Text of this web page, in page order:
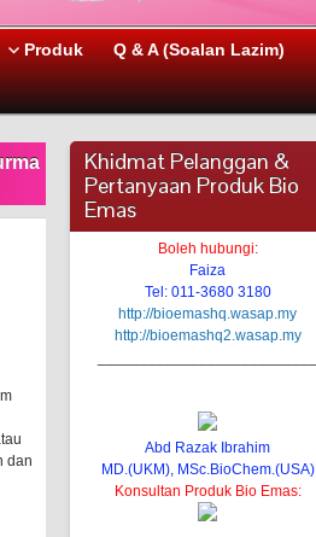
Produk Q & A (Soalan Lazim)
dan
Khidmat Pelanggan &
Pertanyaan Produk Bio
Emas
Boleh hubungi:
Faiza
Tel: 011-3680 3180
http://bioemashq.wasap.my
http://bioemashq2.wasap.my
Abd Razak Ibrahim
MD.(UKM), MSc.BioChem.(USA)
Konsultan Produk Bio Emas: